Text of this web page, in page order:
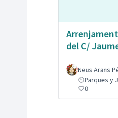
del C/
Neus Arans
Parques y
0